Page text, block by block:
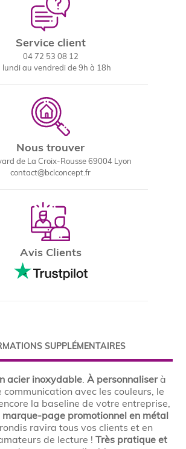
Service client
04 72 53 08 12
lundi au vendredi de 9h à 18h
Nous trouver
de La Croix-Rousse 69004 Lyon
contact@bclconcept.fr
Avis Clients
SUPPLÉMENTAIRES
acier inoxydable.À personnaliserà
communication avec les couleurs, le
la baseline de votre entreprise,
marque-page promotionnel en métal
ravira tous vos clients et en
de lecture !Très pratique et